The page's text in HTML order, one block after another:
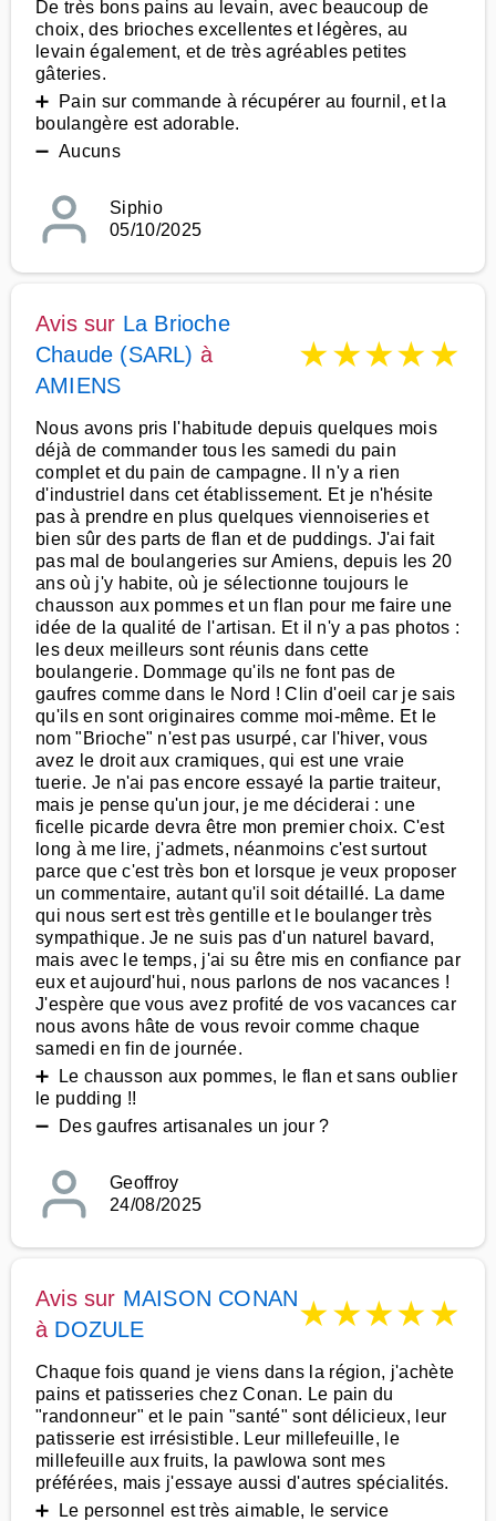
De très bons pains au levain, avec beaucoup de
choix, des brioches excellentes et légères, au
levain également, et de très agréables petites
gâteries.
➕ Pain sur commande à récupérer au fournil, et la
boulangère est adorable.
➖ Aucuns
Siphio
05/10/2025
Avis sur La Brioche
Chaude (SARL) à
AMIENS
★★★★★
Nous avons pris l'habitude depuis quelques mois
déjà de commander tous les samedi du pain
complet et du pain de campagne. Il n'y a rien
d'industriel dans cet établissement. Et je n'hésite
pas à prendre en plus quelques viennoiseries et
bien sûr des parts de flan et de puddings. J'ai fait
pas mal de boulangeries sur Amiens, depuis les 20
ans où j'y habite, où je sélectionne toujours le
chausson aux pommes et un flan pour me faire une
idée de la qualité de l'artisan. Et il n'y a pas photos :
les deux meilleurs sont réunis dans cette
boulangerie. Dommage qu'ils ne font pas de
gaufres comme dans le Nord ! Clin d'oeil car je sais
qu'ils en sont originaires comme moi-même. Et le
nom "Brioche" n'est pas usurpé, car l'hiver, vous
avez le droit aux cramiques, qui est une vraie
tuerie. Je n'ai pas encore essayé la partie traiteur,
mais je pense qu'un jour, je me déciderai : une
ficelle picarde devra être mon premier choix. C'est
long à me lire, j'admets, néanmoins c'est surtout
parce que c'est très bon et lorsque je veux proposer
un commentaire, autant qu'il soit détaillé. La dame
qui nous sert est très gentille et le boulanger très
sympathique. Je ne suis pas d'un naturel bavard,
mais avec le temps, j'ai su être mis en confiance par
eux et aujourd'hui, nous parlons de nos vacances !
J'espère que vous avez profité de vos vacances car
nous avons hâte de vous revoir comme chaque
samedi en fin de journée.
➕ Le chausson aux pommes, le flan et sans oublier
le pudding !!
➖ Des gaufres artisanales un jour ?
Geoffroy
24/08/2025
Avis sur MAISON CONAN
à DOZULE ★★★★★
Chaque fois quand je viens dans la région, j'achète
pains et patisseries chez Conan. Le pain du
"randonneur" et le pain "santé" sont délicieux, leur
patisserie est irrésistible. Leur millefeuille, le
millefeuille aux fruits, la pawlowa sont mes
préférées, mais j'essaye aussi d'autres spécialités.
➕ Le personnel est très aimable, le service